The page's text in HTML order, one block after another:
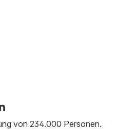
von 234.000 Personen.